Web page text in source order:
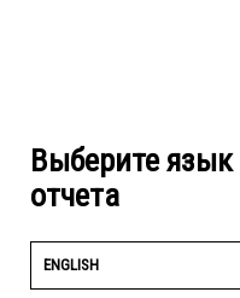
Выберите
отчета
ENGLISH